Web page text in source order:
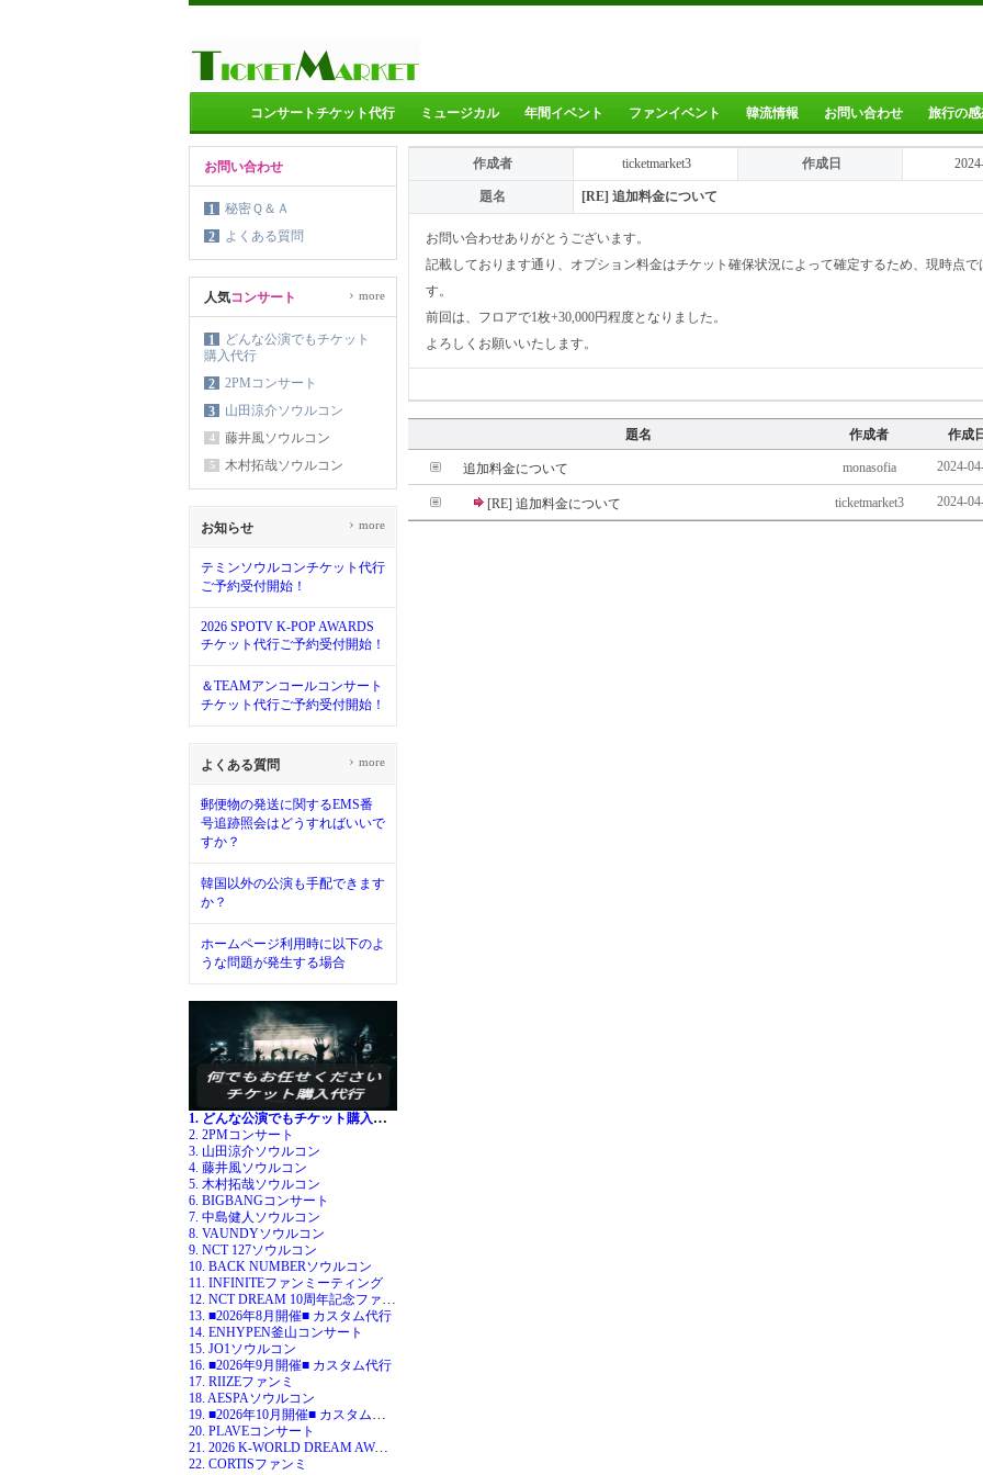
コンサートチケット代行 ミュージカル 年間イベント ファンイベント 韓流情報 お問い合わせ 旅行の
お問い合わせ
1
秘密Ｑ＆Ａ
2
よくある質問
人気コンサート
1
どんな公演でもチケット
購入代行
2
2PMコンサート
3
山田涼介ソウルコン
4 藤井風ソウルコン
5 木村拓哉ソウルコン
› more
お知らせ
テミンソウルコンチケット代行
ご予約受付開始！
2026 SPOTV K-POP AWARDS
チケット代行ご予約受付開始！
＆TEAMアンコールコンサート
チケット代行ご予約受付開始！
› more
よくある質問
郵便物の発送に関するEMS番
号追跡照会はどうすればいいで
すか？
韓国以外の公演も手配できます
か？
ホームページ利用時に以下のよ
うな問題が発生する場合
› more
1. どんな公演でもチケット購入代行
2. 2PMコンサート
3. 山田涼介ソウルコン
4. 藤井風ソウルコン
5. 木村拓哉ソウルコン
6. BIGBANGコンサート
7. 中島健人ソウルコン
8. VAUNDYソウルコン
9. NCT 127ソウルコン
10. BACK NUMBERソウルコン
11. INFINITEファンミーティング
12. NCT DREAM 10周年記念ファンミ
13. ■2026年8月開催■ カスタム代行
14. ENHYPEN釜山コンサート
15. JO1ソウルコン
16. ■2026年9月開催■ カスタム代行
17. RIIZEファンミ
18. AESPAソウルコン
19. ■2026年10月開催■ カスタム代行
20. PLAVEコンサート
21. 2026 K-WORLD DREAM AWARDS
22. CORTISファンミ
作成者 ticketmarket3 作成日
題名 [RE] 追加料金について
お問い合わせありがとうございます。
記載しております通り、オプション料金はチケット確保状況によって確定するため、現時点で
す。
前回は、フロアで1枚+30,000円程度となりました。
よろしくお願いいたします。
題名 作成者 作成
追加料金について monasofia 2024-
[RE] 追加料金について ticketmarket3 2024-